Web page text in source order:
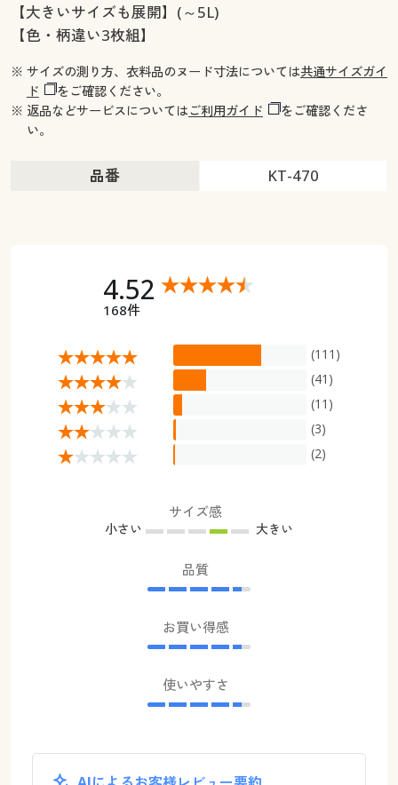
【大きいサイズも展開】(～5L)
【色・柄違い3枚組】
※ サイズの測り方、衣料品のヌード寸法については共通サイズガイ
ド
をご確認ください。
※ 返品などサービスについてはご利用ガイド
をご確認くださ
い。
品番 KT-470
4.52
168件
(111)
(41)
(11)
(3)
(2)
サイズ感
小さい 大きい
品質
お買い得感
使いやすさ